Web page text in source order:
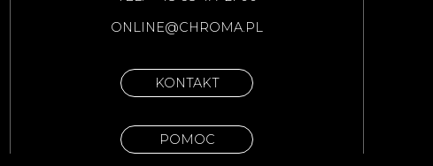
ONLINE@CHROMA.PL
KONTAKT
POMOC